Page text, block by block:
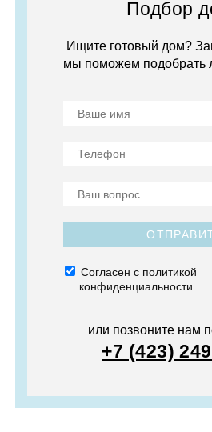
Подбор
Ищите готовый дом?
мы поможем подобрать
Согласен с политикой
конфиденциальности
или позвоните нам
+7 (423)